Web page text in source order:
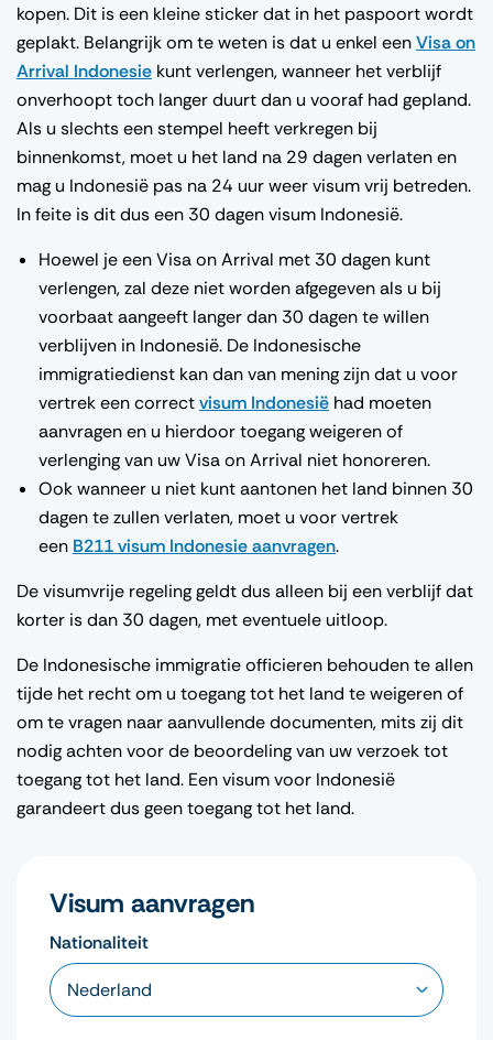
kopen. Dit is een kleine sticker dat in het paspoort wordt
geplakt. Belangrijk om te weten is dat u enkel eenVisa on
Arrival Indonesie kunt verlengen, wanneer het verblijf
onverhoopt toch langer duurt dan u vooraf had gepland.
Als u slechts een stempel heeft verkregen bij
binnenkomst, moet u het land na 29 dagen verlaten en
mag u Indonesië pas na 24 uur weer visum vrij betreden.
In feite is dit dus een 30 dagen visum Indonesië.
Hoewel je een Visa on Arrival met 30 dagen kunt
verlengen, zal deze niet worden afgegeven als u bij
voorbaat aangeeft langer dan 30 dagen te willen
verblijven in Indonesië. De Indonesische
immigratiedienst kan dan van mening zijn dat u voor
vertrek een correctvisum Indonesië had moeten
aanvragen en u hierdoor toegang weigeren of
verlenging van uw Visa on Arrival niet honoreren.
Ook wanneer u niet kunt aantonen het land binnen 30
dagen te zullen verlaten, moet u voor vertrek
een B211 visum Indonesie aanvragen.
De visumvrije regeling geldt dus alleen bij een verblijf dat
korter is dan 30 dagen, met eventuele uitloop.
De Indonesische immigratie officieren behouden te allen
tijde het recht om u toegang tot het land te weigeren of
om te vragen naar aanvullende documenten, mits zij dit
nodig achten voor de beoordeling van uw verzoek tot
toegang tot het land. Een visum voor Indonesië
garandeert dus geen toegang tot het land.
Visum aanvragen
Nationaliteit